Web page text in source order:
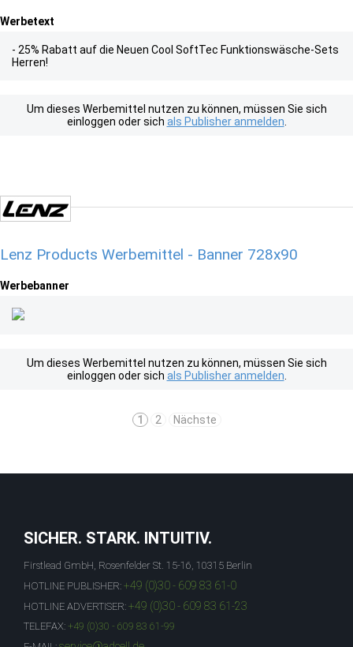
Werbetext
- 25% Rabatt auf die Neuen Cool SoftTec Funktionswäsche-Sets
Herren!
Um dieses Werbemittel nutzen zu können, müssen Sie sich
einloggen oder sich als Publisher anmelden
Lenz Products Werbemittel - Banner 728x90
Werbebanner
Um dieses Werbemittel nutzen zu können, müssen Sie sich
einloggen oder sich als Publisher anmelden
1 2 Nächste
SICHER. STARK. INTUITIV.
Firstlead GmbH, Rosenfelder St. 15-16, 10315 Berlin
HOTLINE PUBLISHER: +49 (0)30 - 609 83 61-0
HOTLINE ADVERTISER: +49 (0)30 - 609 83 61-23
TELEFAX: +49 (0)30 - 609 83 61-99